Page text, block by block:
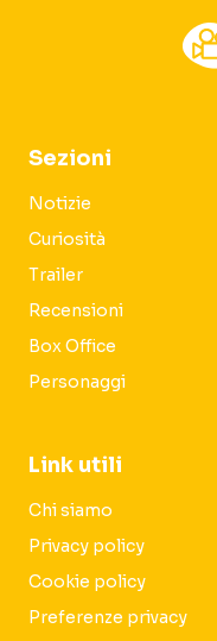
Sezioni
Notizie
Curiosità
Trailer
Recensioni
Box Office
Personaggi
Link utili
Chi siamo
Privacy policy
Cookie policy
Preferenze privacy